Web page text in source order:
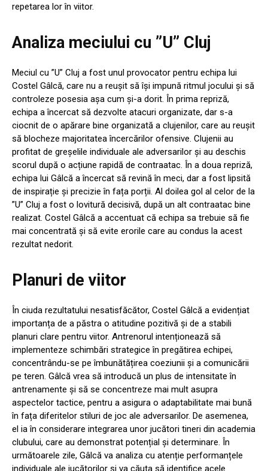
repetarea lor în viitor.
Analiza meciului cu ”U” Cluj
Meciul cu ”U” Cluj a fost unul provocator pentru echipa lui
Costel Gâlcă, care nu a reușit să își impună ritmul jocului și să
controleze posesia așa cum și-a dorit. În prima repriză,
echipa a încercat să dezvolte atacuri organizate, dar s-a
ciocnit de o apărare bine organizată a clujenilor, care au reușit
să blocheze majoritatea încercărilor ofensive. Clujenii au
profitat de greșelile individuale ale adversarilor și au deschis
scorul după o acțiune rapidă de contraatac. În a doua repriză,
echipa lui Gâlcă a încercat să revină în meci, dar a fost lipsită
de inspirație și precizie în fața porții. Al doilea gol al celor de la
”U” Cluj a fost o lovitură decisivă, după un alt contraatac bine
realizat. Costel Gâlcă a accentuat că echipa sa trebuie să fie
mai concentrată și să evite erorile care au condus la acest
rezultat nedorit.
Planuri de viitor
În ciuda rezultatului nesatisfăcător, Costel Gâlcă a evidențiat
importanța de a păstra o atitudine pozitivă și de a stabili
planuri clare pentru viitor. Antrenorul intenționează să
implementeze schimbări strategice în pregătirea echipei,
concentrându-se pe îmbunătățirea coeziunii și a comunicării
pe teren. Gâlcă vrea să introducă un plus de intensitate în
antrenamente și să se concentreze mai mult asupra
aspectelor tactice, pentru a asigura o adaptabilitate mai bună
în fața diferitelor stiluri de joc ale adversarilor. De asemenea,
el ia în considerare integrarea unor jucători tineri din academia
clubului, care au demonstrat potențial și determinare. În
următoarele zile, Gâlcă va analiza cu atenție performanțele
individuale ale jucătorilor și va căuta să identifice acele